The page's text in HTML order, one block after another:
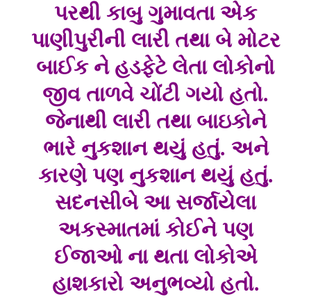
પરથી કાબુ ગુમાવતા એક
પાણીપુરીની લારી તથા બે મોટર
બાઈક ને હડફેટે લેતા લોકોનો
જીવ તાળવે ચોંટી ગયો હતો.
જેનાથી લારી તથા બાઇકોને
ભારે નુકશાન થયું હતું. અને
કારણે પણ નુકશાન થયું હતું.
સદનસીબે આ સર્જાયેલા
અકસ્માતમાં કોઈને પણ
ઈજાઓ ના થતા લોકોએ
હાશકારો અનુભવ્યો હતો.